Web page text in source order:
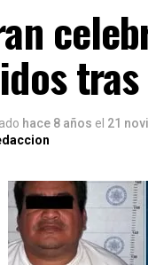
hace 8 años el 21